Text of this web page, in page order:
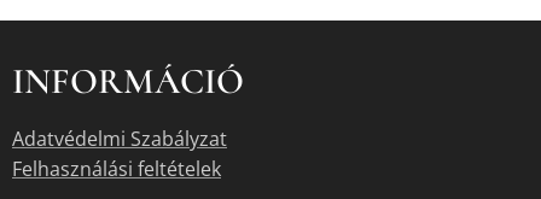
INFORMÁCIÓ
Adatvédelmi Szabályzat
Felhasználási feltételek